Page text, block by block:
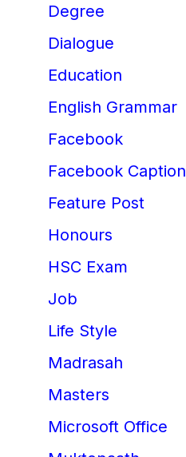
Degree
Dialogue
Education
English Grammar
Facebook
Facebook Caption
Feature Post
Honours
HSC Exam
Job
Life Style
Madrasah
Masters
Microsoft Office